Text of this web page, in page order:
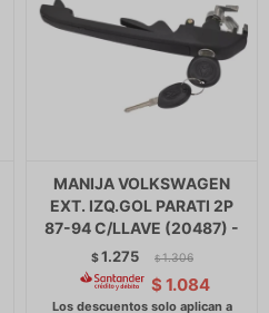
MANIJA VOLKSWAGEN
EXT. IZQ.GOL PARATI 2P
87-94 C/LLAVE (20487) -
$1.275 $ 1.306
$ 1.084